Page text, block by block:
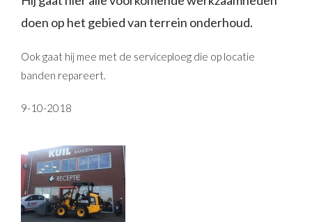
doen op het gebied van terrein onderhoud.
Ook gaat hij mee met de serviceploeg die op locatie
banden repareert.
9-10-2018